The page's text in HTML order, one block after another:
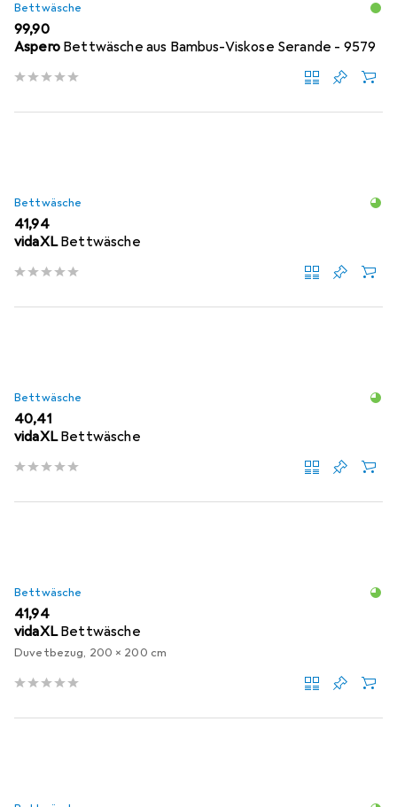
Bettwäsche
EUR
99,90
Aspero Bettwäsche aus Bambus-Viskose Serande - 9579
Bettwäsche
EUR
41,94
vidaXL Bettwäsche
Bettwäsche
EUR
40,41
vidaXL Bettwäsche
Bettwäsche
EUR
41,94
vidaXL Bettwäsche
Duvetbezug, 200 x 200 cm